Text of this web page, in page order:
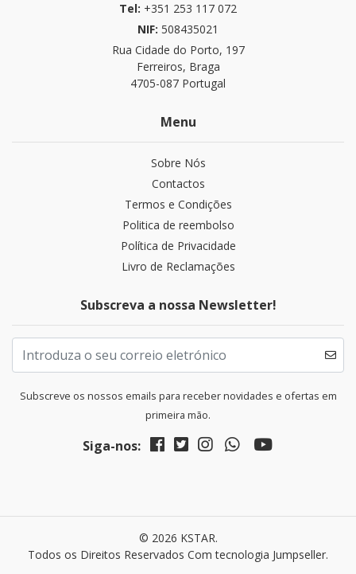
Tel: +351 253 117 072
NIF: 508435021
Rua Cidade do Porto, 197
Ferreiros, Braga
4705-087 Portugal
Menu
Sobre Nós
Contactos
Termos e Condições
Politica de reembolso
Política de Privacidade
Livro de Reclamações
Subscreva a nossa Newsletter!
Subscreve os nossos emails para receber novidades e ofertas em
primeira mão.
Siga-nos:
© 2026 KSTAR.
Todos os Direitos Reservados Com tecnologia Jumpseller.